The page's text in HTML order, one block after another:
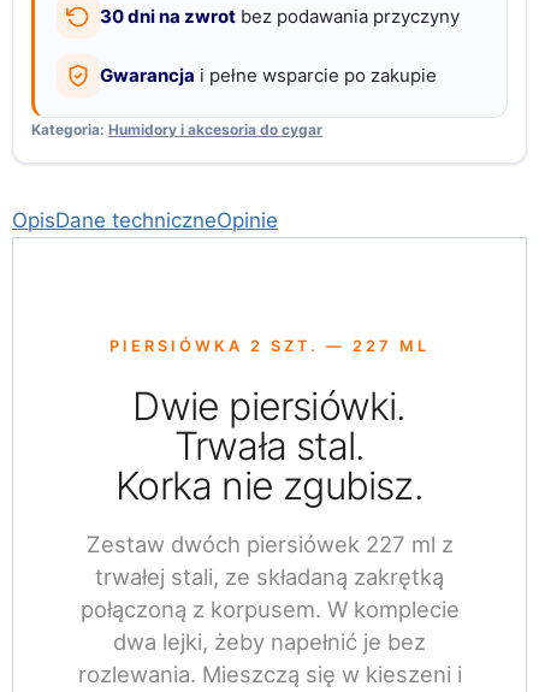
30 dni na zwrot bez podawania przyczyny
Gwarancja i pełne wsparcie po zakupie
Kategoria: Humidory i akcesoria do cygar
OpisDane techniczneOpinie
PIERSIÓWKA 2 SZT. — 227 ML
Dwie piersiówki.
Trwała stal.
Korka nie zgubisz.
Zestaw dwóch piersiówek 227 ml z
trwałej stali, ze składaną zakrętką
połączoną z korpusem. W komplecie
dwa lejki, żeby napełnić je bez
rozlewania. Mieszczą się w kieszeni i